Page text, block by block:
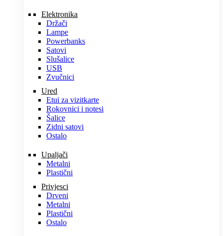
Elektronika
Držači
Lampe
Powerbanks
Satovi
Slušalice
USB
Zvučnici
Ured
Etui za vizitkarte
Rokovnici i notesi
Šalice
Zidni satovi
Ostalo
Upaljači
Metalni
Plastični
Privjesci
Drveni
Metalni
Plastični
Ostalo